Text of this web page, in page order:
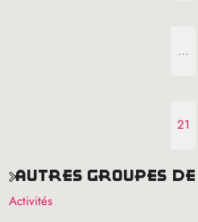
…
21
autres groupes
Activités